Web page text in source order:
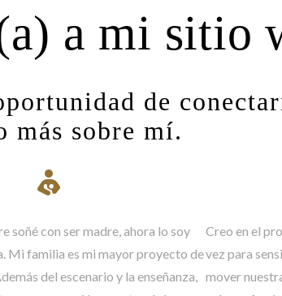
a mi sitio
de
más sobre mí.
soñé con ser madre, ahora lo soy
Mi familia es mi mayor proyecto de
del escenario y la enseñanza,
Creo en el
vez para
mover